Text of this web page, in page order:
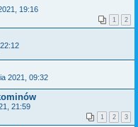
19:16
1 2
2021, 09:32
21:59
1 2 3